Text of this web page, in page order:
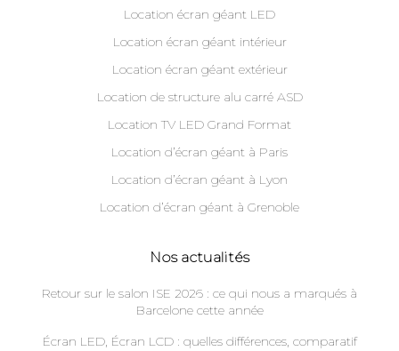
Location écran géant LED
Location écran géant intérieur
Location écran géant extérieur
Location de structure alu carré ASD
Location TV LED Grand Format
Location d’écran géant à Paris
Location d’écran géant à Lyon
Location d’écran géant à Grenoble
Nos actualités
Retour sur le salon ISE 2026 : ce qui nous a marqués à
Barcelone cette année
Écran LED, Écran LCD : quelles différences, comparatif